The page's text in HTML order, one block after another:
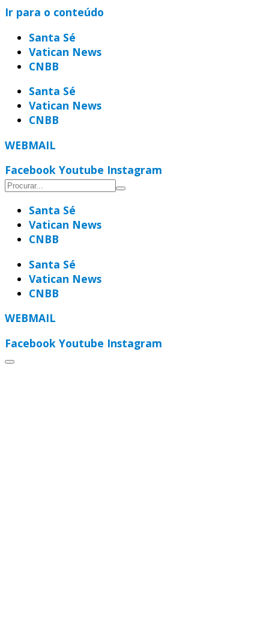
Ir para o conteúdo
Santa Sé
Vatican News
CNBB
Santa Sé
Vatican News
CNBB
WEBMAIL
Facebook Youtube Instagram
Santa Sé
Vatican News
CNBB
Santa Sé
Vatican News
CNBB
WEBMAIL
Facebook Youtube Instagram